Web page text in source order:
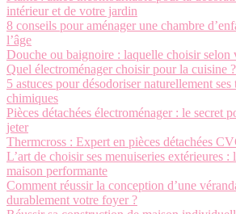
intérieur et de votre jardin
8 conseils pour aménager une chambre
l’âge
Douche ou baignoire : laquelle choisir selon
Quel électroménager choisir pour la cuisine ?
5 astuces pour désodoriser naturellement
chimiques
Pièces détachées électroménager : le secret
jeter
Thermcross : Expert en pièces détachées
L’art de choisir ses menuiseries extérieures
maison performante
Comment réussir la conception d’une
durablement votre foyer ?